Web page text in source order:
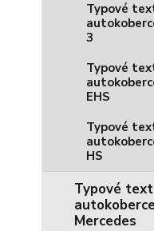
Typové
3
Typové
EHS
Typové
HS
Typové
Mercedes